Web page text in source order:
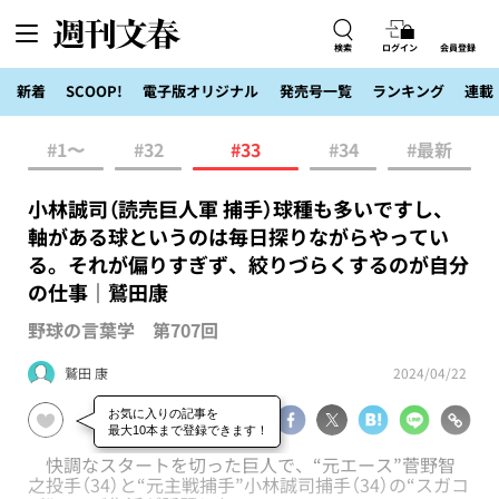
検索 ログイン 会員登録
新着 SCOOP! 電子版オリジナル 発売号一覧 ランキング 連載
#1〜 #32 #33 #34 #最新
小林誠司（読売巨人軍 捕手）球種も多いですし、
軸がある球というのは毎日探りながらやってい
る。それが偏りすぎず、絞りづらくするのが自分
の仕事｜鷲田康
野球の言葉学 第707回
鷲田 康 2024/04/22
快調なスタートを切った巨人で、“元エース”菅野智
之投手（34）と“元主戦捕手”小林誠司捕手（34）の“スガコ